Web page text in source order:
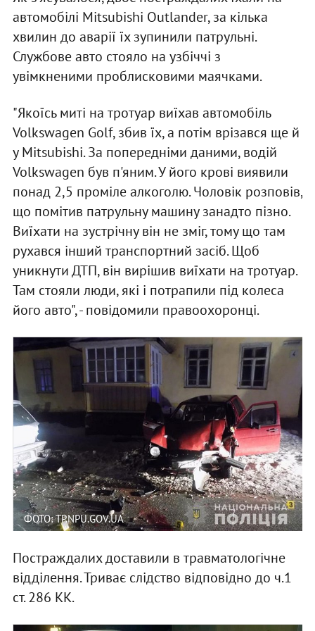
автомобілі Mitsubishi Outlander, за кілька
хвилин до аварії їх зупинили патрульні.
Службове авто стояло на узбіччі з
увімкненими проблисковими маячками.
"Якоїсь миті на тротуар виїхав автомобіль
Volkswagen Golf, збив їх, а потім врізався ще й
у Mitsubishi. За попередніми даними, водій
Volkswagen був п'яним. У його крові виявили
понад 2,5 проміле алкоголю. Чоловік розповів,
що помітив патрульну машину занадто пізно.
Виїхати на зустрічну він не зміг, тому що там
рухався інший транспортний засіб. Щоб
уникнути ДТП, він вирішив виїхати на тротуар.
Там стояли люди, які і потрапили під колеса
його авто", - повідомили правоохоронці.
ФОТО: TP.NPU.GOV.UA
Постраждалих доставили в травматологічне
відділення. Триває слідство відповідно до ч.1
ст. 286 КК.